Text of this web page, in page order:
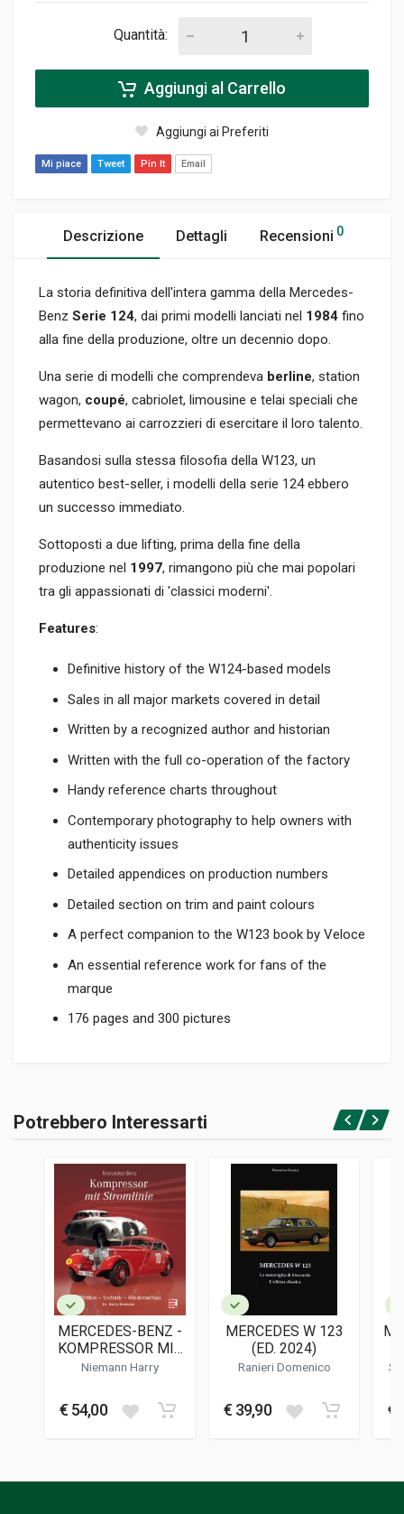
Quantità:
Aggiungi al Carrello
Aggiungi ai Preferiti
Mi piace Tweet Pin It Email
Descrizione Dettagli Recensioni 0
La storia definitiva dell'intera gamma della Mercedes-
Benz Serie 124, dai primi modelli lanciati nel 1984 fino
alla fine della produzione, oltre un decennio dopo.
Una serie di modelli che comprendeva berline, station
wagon, coupé, cabriolet, limousine e telai speciali che
permettevano ai carrozzieri di esercitare il loro talento.
Basandosi sulla stessa filosofia della W123, un
autentico best-seller, i modelli della serie 124 ebbero
un successo immediato.
Sottoposti a due lifting, prima della fine della
produzione nel 1997, rimangono più che mai popolari
tra gli appassionati di 'classici moderni'.
Features:
Definitive history of the W124-based models
Sales in all major markets covered in detail
Written by a recognized author and historian
Written with the full co-operation of the factory
Handy reference charts throughout
Contemporary photography to help owners with
authenticity issues
Detailed appendices on production numbers
Detailed section on trim and paint colours
A perfect companion to the W123 book by Veloce
An essential reference work for fans of the
marque
176 pages and 300 pictures
Rilegato
9781787117143
LINGUA DEL TESTO
DATA DI STAMPA
02/2022
Accedi o registrati
Potrebbero Interessarti
MERCEDES-BENZ -
KOMPRESSOR MIT
STROMLINIE
Niemann Harry
€ 54,00
MERCEDES W 123
(ED. 2024)
Ranieri Domenico
€ 39,90 €